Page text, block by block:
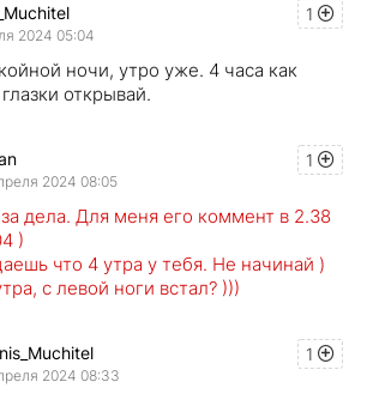
1
2024 05:04
ночи, утро уже. 4 часа как
открывай.
1
2024 08:05
дела. Для меня его коммент в 2.38
)
что 4 утра у тебя. Не начинай )
с левой ноги встал? )))
1
2024 08:33